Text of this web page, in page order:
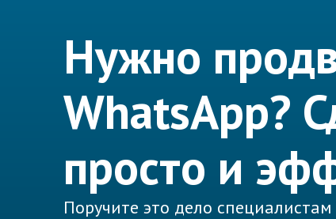
Нужно
WhatsApp?
просто и
Поручите это дело